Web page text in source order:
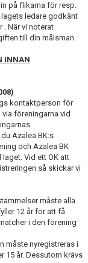
på flikarna för resp.
ledare godkänt
. När vi noterat
till din målsman.
INNAN
kontaktperson för
föreningarna vid
Azalea BK:s
och Azalea BK
Vid ett OK att
så skickar vi
måste alla
12 år för att få
i den förening
måste nyregistreras i
15 år. Dessutom krävs